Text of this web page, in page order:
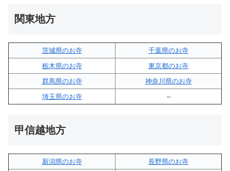
関東地方
茨城県のお寺
千葉県のお寺
栃木県のお寺
東京都のお寺
群馬県のお寺
神奈川県のお寺
埼玉県のお寺
–
甲信越地方
新潟県のお寺
長野県のお寺